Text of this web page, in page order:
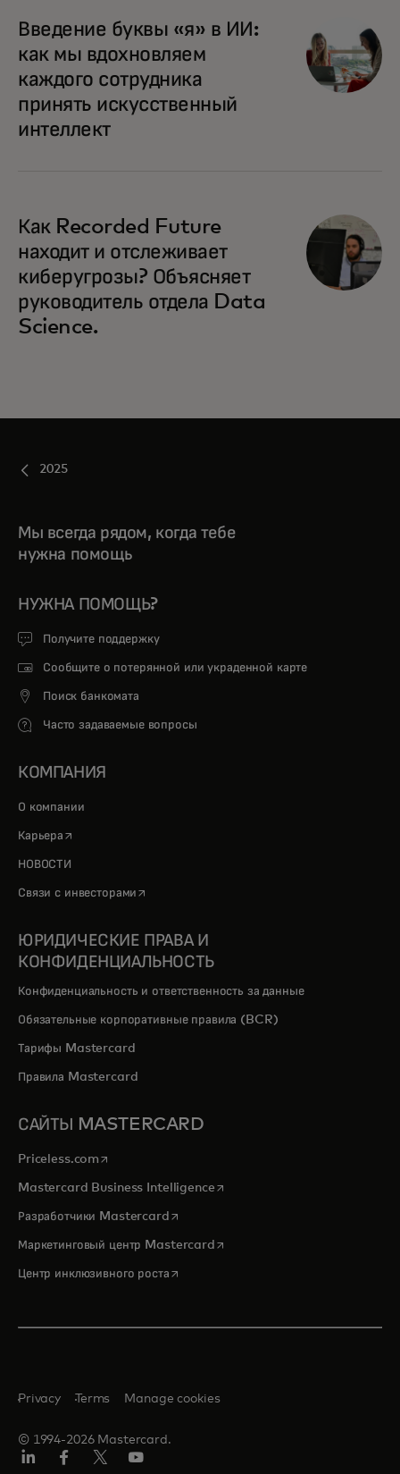
Введение буквы «я» в ИИ:
как мы вдохновляем
каждого сотрудника
принять искусственный
интеллект
Как Recorded Future
находит и отслеживает
киберугрозы? Объясняет
руководитель отдела Data
Science.
2025
Мы всегда рядом, когда тебе
нужна помощь
НУЖНА ПОМОЩЬ?
Получите поддержку
Сообщите о потерянной или украденной карте
Поиск банкомата
Часто задаваемые вопросы
КОМПАНИЯ
О компании
Карьера opens in a new tab
НОВОСТИ
Связи с инвесторами opens in a new tab
ЮРИДИЧЕСКИЕ ПРАВА И
КОНФИДЕНЦИАЛЬНОСТЬ
Конфиденциальность и ответственность за данные
Обязательные корпоративные правила (BCR)
Тарифы Mastercard
Правила Mastercard
САЙТЫ MASTERCARD
Priceless.com opens in a new tab
Mastercard Business Intelligenceopens in a new tab
Разработчики Mastercardopens in a new tab
Маркетинговый центр Mastercardopens in a new tab
Центр инклюзивного ростаopens in a new tab
© 1994-2026 Mastercard.
Privacy Terms Manage cookies